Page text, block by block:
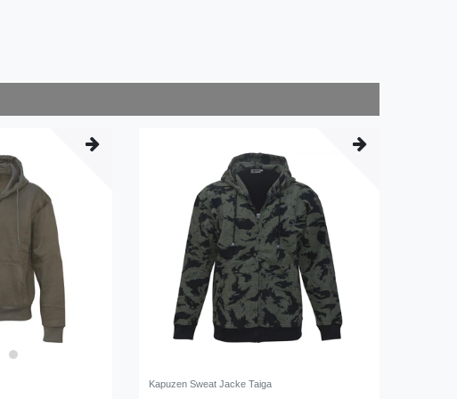
Kapuzen Sweat Jacke Taiga